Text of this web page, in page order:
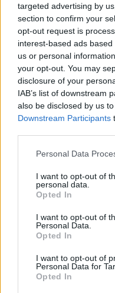
targeted advertising by
section to confirm your
opt-out request is
interest-based ads
us or personal
your opt-out. You may
disclosure of your
IAB’s list of downstream
also be disclosed by us
Downstream Participants
Personal Data
I want to opt-out of
personal data.
Opted In
I want to opt-out of
Personal Data.
Opted In
I want to opt-out of
Personal Data for
Opted In
Είναι γεννημένος
Εύβοιας. Έχει
Σλόβαν
Χουχούμης την
στον Απόλλωνα
συμμετοχές.
1
ΤΕΛΕΥΤΑΙΑ ΝΕΑ
ΕΙΔΗΣΕΙΣ
Αλλάζει